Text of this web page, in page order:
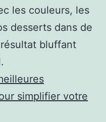
les couleurs, les
desserts dans de
bluffant
simplifier votre